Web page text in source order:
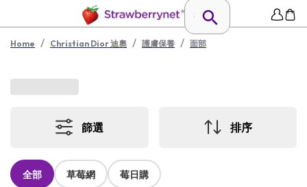
Home / Christian Dior 迪奧 / 護膚保養 / 面部
篩選 排序
全部 草莓網 莓日購